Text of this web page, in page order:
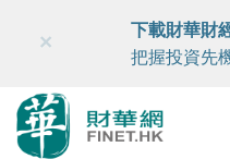
財華智庫網 FINTV
×
下載財華財
把握投資先